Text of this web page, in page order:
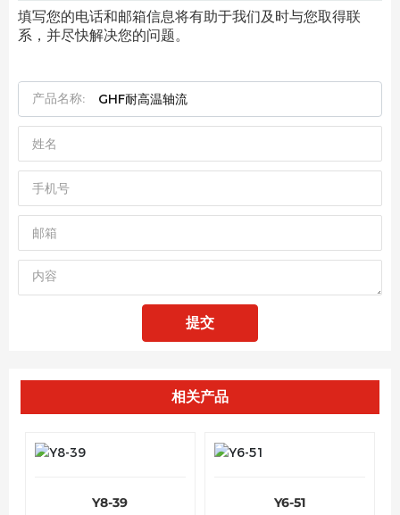
填写您的电话和邮箱信息将有助于我们及时与您取得联
系，并尽快解决您的问题。
产品名称: GHF耐高温轴流
提交
相关产品
Y8-39 Y6-51